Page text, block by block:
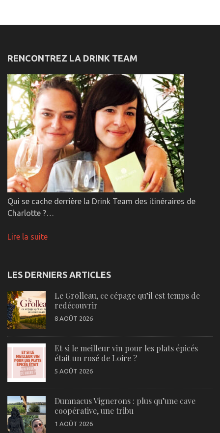
RENCONTREZ LA DRINK TEAM
Qui se cache derrière la Drink Team des itinéraires de
Charlotte ?…
Lire la suite
LES DERNIERS ARTICLES
Le Grolleau, ce cépage qu’il est temps de
redécouvrir
8 AOÛT 2026
Et si le meilleur vin pour les plats épicés
était un rosé de Loire ?
5 AOÛT 2026
Dumnacus Vignerons : plus qu’une cave
coopérative, une tribu
1 AOÛT 2026